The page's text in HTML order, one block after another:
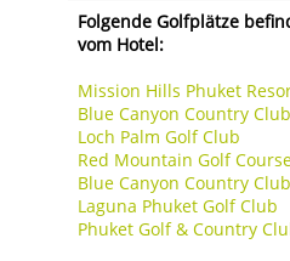
Folgende Golfplätze
vom Hotel:
Mission Hills Phuket
Blue Canyon Country
Loch Palm Golf Club
Red Mountain Golf
Blue Canyon Country
Laguna Phuket Golf Club
Phuket Golf & Country